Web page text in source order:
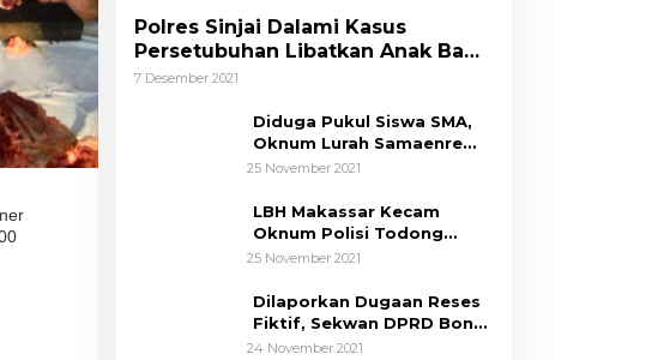
Polres Sinjai Dalami Kasus
Persetubuhan Libatkan Anak Bawa
Umur
7 Desember 2021
Diduga Pukul Siswa SMA,
Oknum Lurah Samaenre
Sinjai Dilaporkan ke Polisi
25 November 2021
LBH Makassar Kecam
Oknum Polisi Todong
Senjata Api ke Anak, Minta
Tegas
25 November 2021
Dilaporkan Dugaan Reses
Fiktif, Sekwan DPRD Bone
Siap Berikan Data
24 November 2021